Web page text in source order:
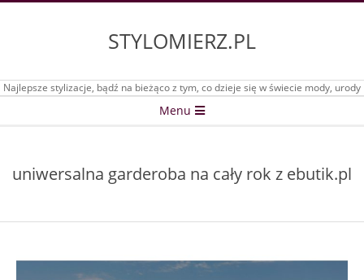
STYLOMIERZ.PL
Najlepsze stylizacje, bądź na bieżąco z tym, co dzieje się w świecie mody, urody
Menu
uniwersalna garderoba na cały rok z ebutik.pl